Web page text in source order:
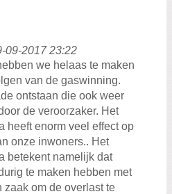
09-2017 23:22
we helaas te maken
van de gaswinning.
ontstaan die ook weer
de veroorzaker. Het
heeft enorm veel effect op
onze inwoners.. Het
betekent namelijk dat
te maken hebben met
zaak om de overlast te